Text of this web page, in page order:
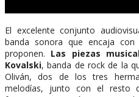
El excelente conjunto
banda sonora que encaja
proponen. Las piezas
Kovalski, banda de rock de la
Oliván, dos de los tres
melodías, junto con el resto